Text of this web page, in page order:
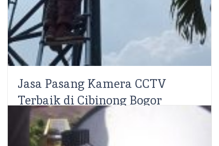
Jasa Pasang Kamera CCTV
Terbaik di Cibinong Bogor
Ahmad Rifqi
SCS Electronics | Jasa Pasang CCTV – Dewasa ini